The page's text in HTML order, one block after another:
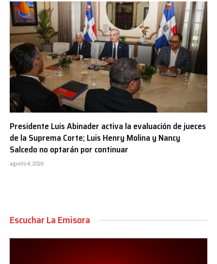
Presidente Luis Abinader activa la evaluación de jueces
de la Suprema Corte; Luis Henry Molina y Nancy
Salcedo no optarán por continuar
agosto 4, 2026
Escuchar La Emisora